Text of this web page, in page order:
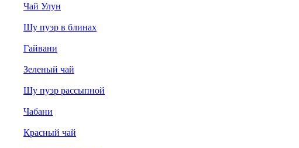
Чай Улун
Шу пуэр в блинах
Гайвани
Зеленый чай
Шу пуэр рассыпной
Чабани
Красный чай